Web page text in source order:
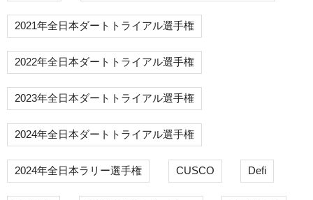
2021年全日本ダートトライアル選手権
2022年全日本ダートトライアル選手権
2023年全日本ダートトライアル選手権
2024年全日本ダートトライアル選手権
2024年全日本ラリー選手権 CUSCO Defi